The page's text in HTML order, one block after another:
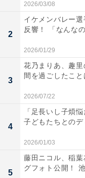
2026/03/08
2
イケメンバレー
反響！ 「なんな
2026/01/29
3
花乃まりあ、趣
間を過ごしたこ
2026/07/22
4
「足長いし子煩
子どもたちとの
2026/01/03
5
藤田ニコル、稲
グフォト公開！